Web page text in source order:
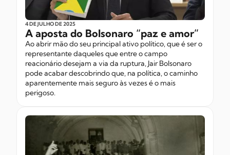
4 DE JULHODE 2025
A aposta do Bolsonaro “paz e amor”
Ao abrir mão do seu principal ativo político, que é ser o
representante daqueles que entre o campo
reacionário desejam a via da ruptura, Jair Bolsonaro
pode acabar descobrindo que, na política, o caminho
aparentemente mais seguro às vezes é o mais
perigoso.